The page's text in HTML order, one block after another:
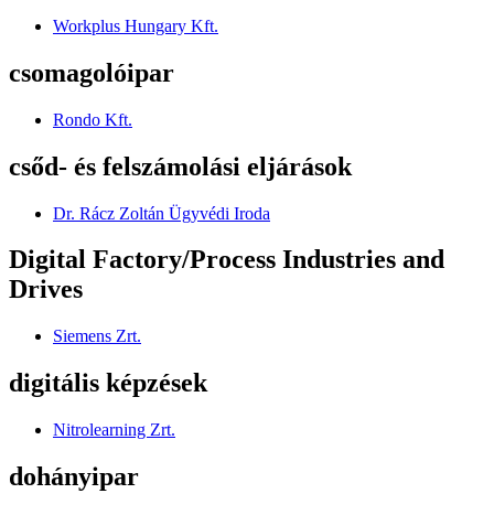
Workplus Hungary Kft.
csomagolóipar
Rondo Kft.
csőd- és felszámolási eljárások
Dr. Rácz Zoltán Ügyvédi Iroda
Digital Factory/Process Industries and
Drives
Siemens Zrt.
digitális képzések
Nitrolearning Zrt.
dohányipar